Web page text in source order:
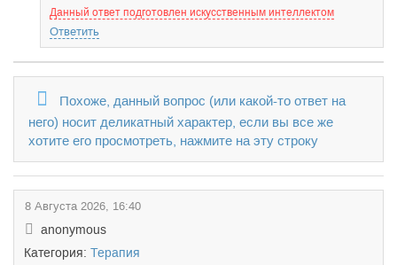
Данный ответ подготовлен искусственным интеллектом
Ответить
Похоже, данный вопрос (или какой-то ответ на
него) носит деликатный характер, если вы все же
хотите его просмотреть, нажмите на эту строку
8 Августа 2026, 16:40
anonymous
Категория: Терапия